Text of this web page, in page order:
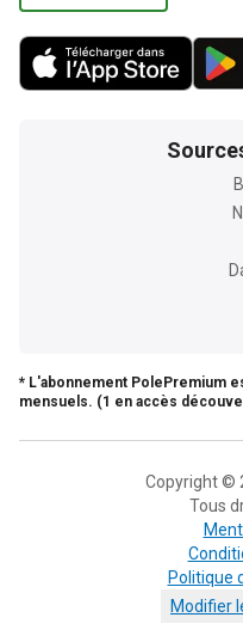
* L'abonnement PolePremium
mensuels. (1 en accès
Copyright ©
Tous
Politique
Modifier